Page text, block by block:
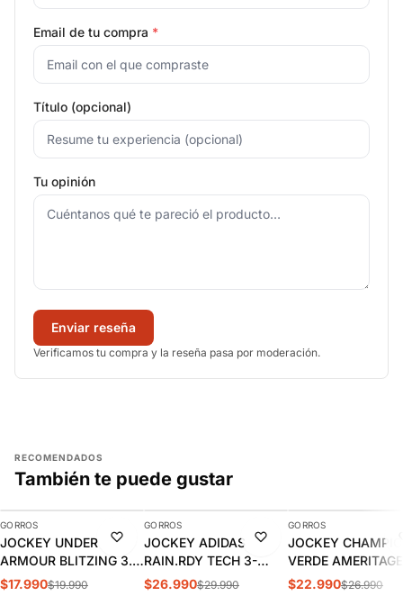
Email de tu compra *
Título (opcional)
Tu opinión
Enviar reseña
Verificamos tu compra y la reseña pasa por moderación.
RECOMENDADOS
También te puede gustar
-10%
AGREGAR
GORROS
JOCKEY UNDER
ARMOUR BLITZING 3.0
| 1305036-001
$17.990$19.990
-10%
AGREGAR
GORROS
JOCKEY ADIDAS
RAIN.RDY TECH 3-
PANEL CAP | IK6063
$26.990$29.990
-15%
GORROS
JOCKEY
VERDE AMERITAGE
DAD HAT CH2006
$22.990$26.990